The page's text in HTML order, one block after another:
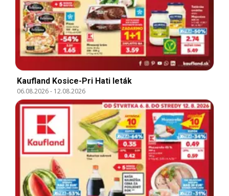
Kaufland Kosice-Pri Hati leták
06.08.2026- 12.08.2026